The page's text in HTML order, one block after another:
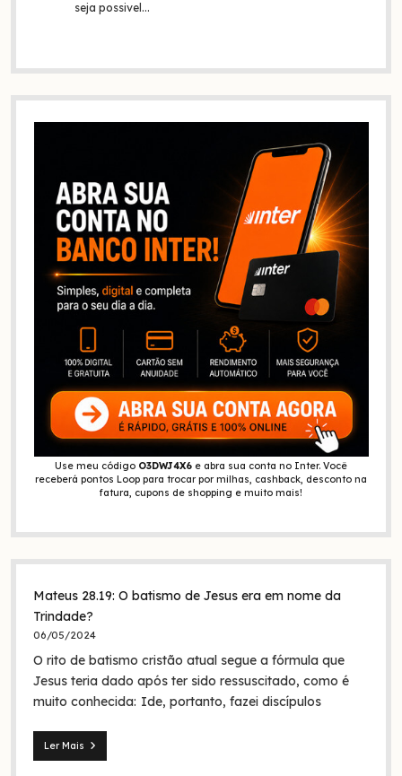
seja possivel…
Use meu código O3DWJ4X6 e abra sua conta no Inter. Você
receberá pontos Loop para trocar por milhas, cashback, desconto na
fatura, cupons de shopping e muito mais!
Mateus 28.19: O batismo de Jesus era em nome da
Trindade?
06/05/2024
O rito de batismo cristão atual segue a fórmula que
Jesus teria dado após ter sido ressuscitado, como é
muito conhecida: Ide, portanto, fazei discípulos
Ler Mais
Mateus